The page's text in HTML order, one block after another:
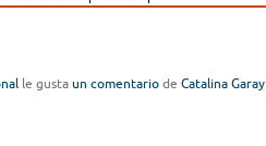
le gusta un comentario de Catalina Garay